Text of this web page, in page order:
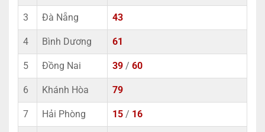
3 Đà Nẵng 43
4 Bình Dương 61
5 Đồng Nai 39 / 60
6 Khánh Hòa 79
7 Hải Phòng 15 / 16